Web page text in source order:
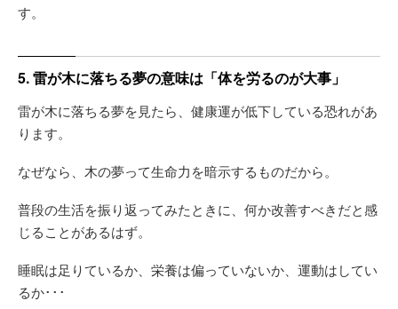
す。
5. 雷が木に落ちる夢の意味は「体を労るのが大事」
雷が木に落ちる夢を見たら、健康運が低下している恐れがあ
ります。
なぜなら、木の夢って生命力を暗示するものだから。
普段の生活を振り返ってみたときに、何か改善すべきだと感
じることがあるはず。
睡眠は足りているか、栄養は偏っていないか、運動はしてい
るか･･･